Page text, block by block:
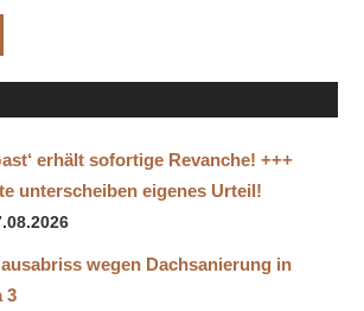
erhält sofortige Revanche! +++
unterscheiben eigenes Urteil!
wegen Dachsanierung in
3